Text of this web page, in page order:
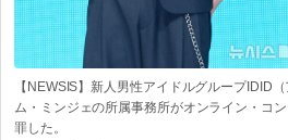
【NEWSIS】新人男性アイドルグループIDID
ム・ミンジェの所属事務所がオンライン・コ
罪した。